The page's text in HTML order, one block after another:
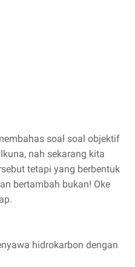
soal soal objektif
nah sekarang kita
tetapi yang berbentuk
bertambah bukan! Oke
hidrokarbon dengan